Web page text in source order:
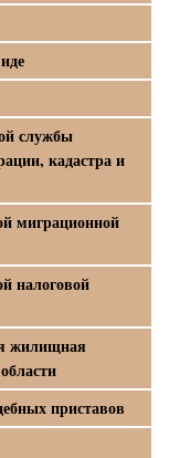
службы
кадастра и
миграционной
налоговой
жилищная
приставов